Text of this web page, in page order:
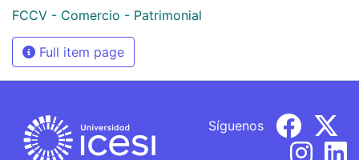
FCCV - Comercio - Patrimonial
Full item page
Síguenos